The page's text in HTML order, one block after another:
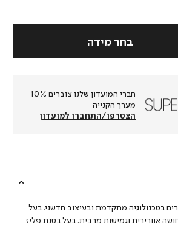
חברי המועדון שלנו צוברים 10%
מערך הקנייה
הצטרפו/התחברו למועדון
בטכנולוגיה מתקדמת ובעיצוב חדשני. בעל
אוורירית וגמישות מרבית. בעל בטנת פליז